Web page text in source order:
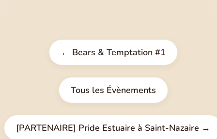
← Bears & Temptation #1
Tous les Évènements
[PARTENAIRE] Pride Estuaire à Saint-Nazaire →